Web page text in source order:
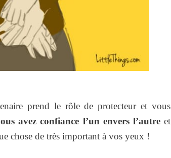
prend le rôle de protecteur et vous
avez confiance l’un envers l’autreet
chose de très important à vos yeux !